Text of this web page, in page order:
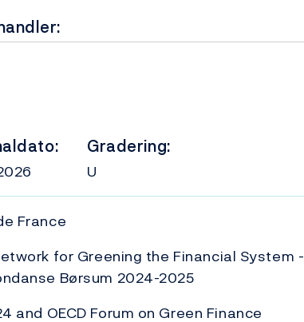
Gradering:
U
France
for Greening the Financial System -
Børsum 2024-2025
and OECD Forum on Green Finance